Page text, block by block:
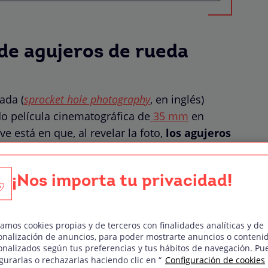
agujeros de rueda
(sprocket hole photography, en inglés)
película cinematográfica de 35 mm en
está en que, al revelar la foto, los agujeros
círculos alineados en los bordes)
números de secuencia y otras texturas.
elección artística que rescata la estética
las reglas tradicionales de la
y la imagen fija.
¡Nos importa tu privacidad!
cookies propias y de terceros con finalidades analíticas y de
de anuncios, para poder mostrarte anuncios o
según tus preferencias y tus hábitos de navegación.
o rechazarlas haciendo clic en “ Configuración de cookies